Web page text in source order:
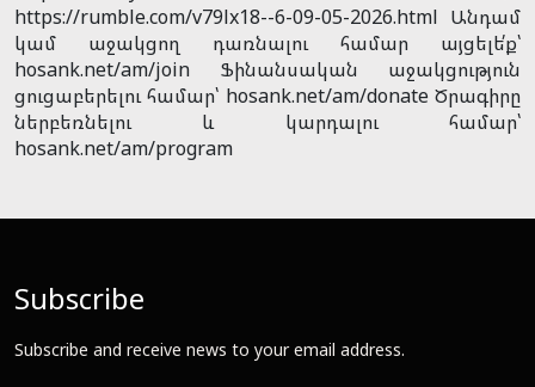
https://rumble.com/v79lx18--6-09-05-2026.html Անդամ
կամ աջակցող դառնալու համար այցելե՛ք՝
hosank.net/am/join Ֆինանսական աջակցություն
ցուցաբերելու համար՝ hosank.net/am/donate Ծրագիրը
ներբեռնելու և կարդալու համար՝
hosank.net/am/program
Subscribe
Subscribe and receive news to your email address.